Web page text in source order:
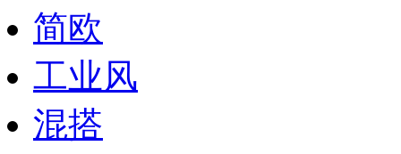
简欧
工业风
混搭